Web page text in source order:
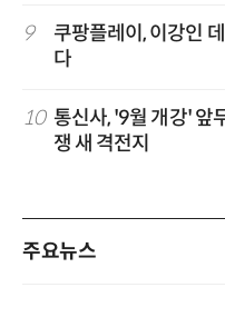
9
쿠팡플레이, 이강인
다
10 통신사, '9월 개강' 앞
쟁 새 격전지
주요뉴스